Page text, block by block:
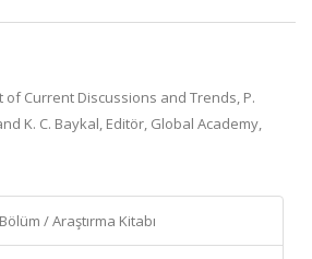
of Current Discussions and Trends, P.
K. C. Baykal, Editör, Global Academy,
/ Araştırma Kitabı